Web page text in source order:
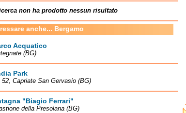
non ha prodotto nessun risultato
anche... Bergamo
Acquatico
(BG)
Park
Capriate San Gervasio (BG)
"Biagio Ferrari"
della Presolana (BG)